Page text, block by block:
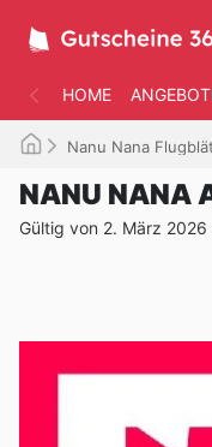
HOME
Nanu Nana
NANU NANA
Gültig von 2. März 2026